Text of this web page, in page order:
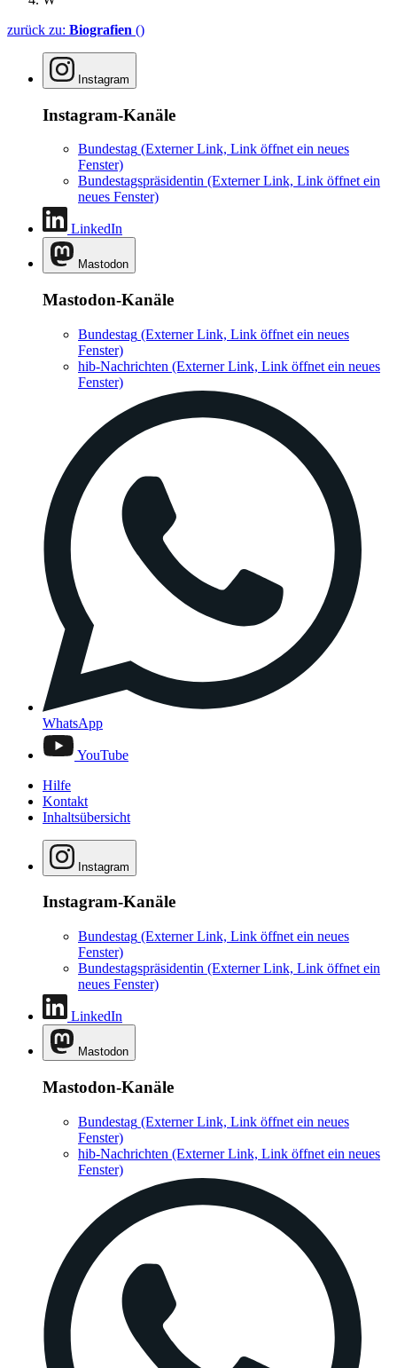
zurück zu: Biografien ()
Instagram
Instagram-Kanäle
Bundestag (Externer Link, Link öffnet ein neues
Fenster)
Bundestagspräsidentin (Externer Link, Link öffnet ein
neues Fenster)
LinkedIn
Mastodon
Mastodon-Kanäle
Bundestag (Externer Link, Link öffnet ein neues
Fenster)
hib-Nachrichten (Externer Link, Link öffnet ein neues
Fenster)
WhatsApp
YouTube
Hilfe
Kontakt
Inhaltsübersicht
Instagram
Instagram-Kanäle
Bundestag (Externer Link, Link öffnet ein neues
Fenster)
Bundestagspräsidentin (Externer Link, Link öffnet ein
neues Fenster)
LinkedIn
Mastodon
Mastodon-Kanäle
Bundestag (Externer Link, Link öffnet ein neues
Fenster)
hib-Nachrichten (Externer Link, Link öffnet ein neues
Fenster)